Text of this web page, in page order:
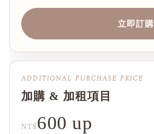
立即訂購
ADDITIONAL PURCHASE PRICE
加購 & 加租項目
NT$600 up